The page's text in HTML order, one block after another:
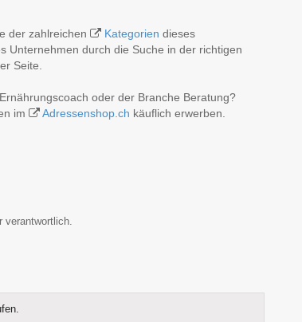
der zahlreichen Kategorien dieses
Unternehmen durch die Suche in der richtigen
Seite.
oder der Branche Beratung?
im
Adressenshop.ch käuflich erwerben.
verantwortlich.